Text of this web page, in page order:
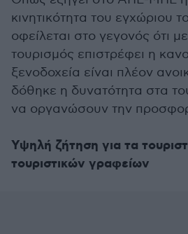
κινητικότητα του εγχώριου
οφείλεται στο γεγονός ότι
τουρισμός επιστρέφει η
ξενοδοχεία είναι πλέον
δόθηκε η δυνατότητα στα
να οργανώσουν την
Υψηλή ζήτηση για τα
τουριστικών γραφείων